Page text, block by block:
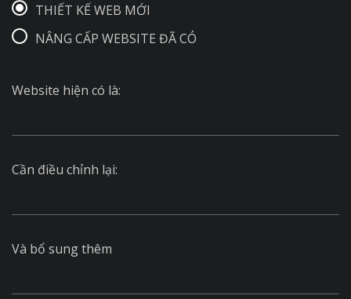
THIẾT KẾ WEB MỚI
NÂNG CẤP WEBSITE ĐÃ CÓ
Website hiện có là:
Cần điều chỉnh lại:
Và bổ sung thêm